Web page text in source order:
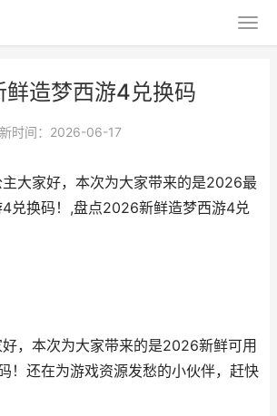
造梦西游4兑换码
时间：2026-06-17
大家好，本次为大家带来的是2026最
兑换码！,盘点2026新鲜造梦西游4兑
，本次为大家带来的是2026新鲜可用
！还在为游戏资源发愁的小伙伴，赶快